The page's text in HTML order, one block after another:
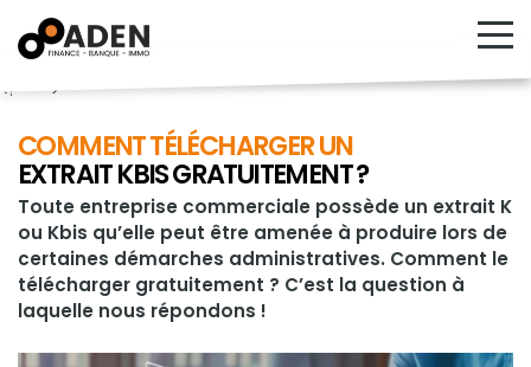
<!---->
COMMENT TÉLÉCHARGER UN
EXTRAIT KBIS GRATUITEMENT ?
Toute entreprise commerciale possède un extrait K
ou Kbis qu’elle peut être amenée à produire lors de
certaines démarches administratives. Comment le
télécharger gratuitement ? C’est la question à
laquelle nous répondons !